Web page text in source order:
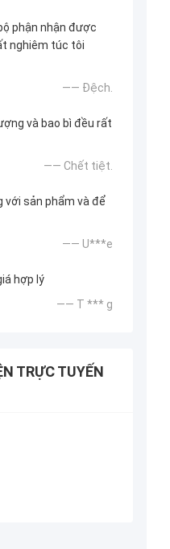
phận nhận được
nghiêm túc tôi
—— Đệch.
và bao bì đều rất
—— Chết tiệt.
với sản phẩm và để
—— U***e
hợp lý
—— T *** g
TRỰC TUYẾN